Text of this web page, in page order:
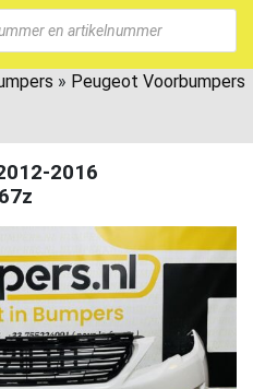
» Peugeot Voorbumpers
2016